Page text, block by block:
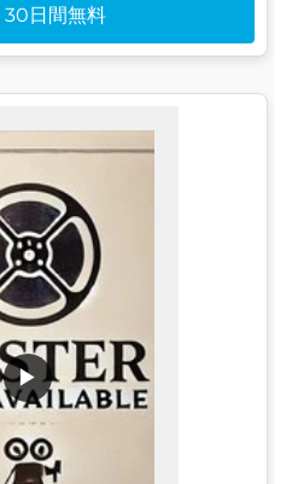
30日間無料
▶